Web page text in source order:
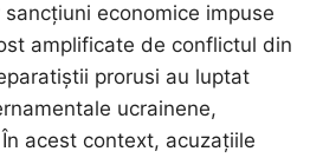
economice impuse
amplificate de conflictul din
prorusi au luptat
ucrainene,
acest context, acuzațiile